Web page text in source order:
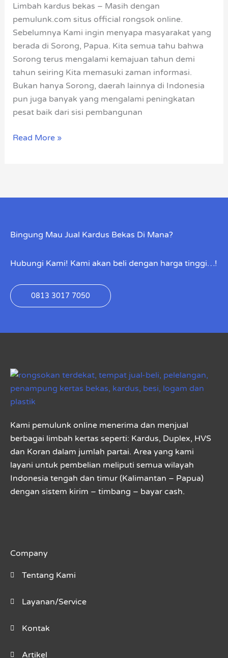
Limbah kardus bekas – Masih dengan
pemulunk.com situs official rongsok online.
Sebelumnya Kami ingin menyapa masyarakat yang
berada di Sorong, Papua. Kita semua tahu bahwa
Sorong terus mengalami kemajuan tahun demi
tahun seiring Kita memasuki zaman informasi.
Bukan hanya Sorong, daerah lainnya di Indonesia
pun juga banyak yang mengalami peningkatan
pesat baik dari sisi pembangunan
Dan
Besi
di
Sorong
Read More »
Bingung Mau Jual Kardus Bekas Di Mana?
Hubungi Kami! Kami akan beli dengan harga tinggi…!
0813 3017 7050
Kami pemulunk online menerima dan menjual
berbagai limbah kertas seperti: Kardus, Duplex, HVS
dan Koran dalam jumlah partai. Area yang kami
layani untuk pembelian meliputi semua wilayah
Indonesia tengah dan timur (Kalimantan – Papua)
dengan sistem kirim – timbang – bayar cash.
Company
Tentang Kami
Layanan/Service
Kontak
Artikel